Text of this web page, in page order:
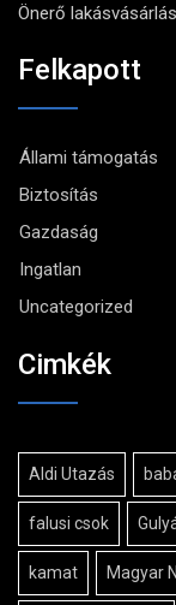
Önerő
Felkapott
Állami támogatás
Biztosítás
Gazdaság
Ingatlan
Uncategorized
Cimkék
Aldi Utazás
falusi csok
kamat Magyar